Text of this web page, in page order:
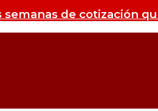
semanas de cotización